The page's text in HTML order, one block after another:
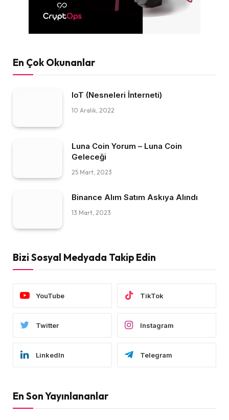
En Çok Okunanlar
IoT (Nesneleri İnterneti)
10 Aralık, 2022
Luna Coin Yorum – Luna Coin
Geleceği
25 Mart, 2023
Binance Alım Satım Askıya Alındı
13 Mart, 2023
Bizi Sosyal Medyada Takip Edin
YouTube TikTok
Twitter Instagram
LinkedIn Telegram
En Son Yayınlananlar